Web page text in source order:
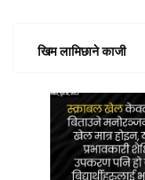
खिम लामिछाने काजी